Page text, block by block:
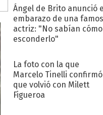
Ángel de Brito anunció
embarazo de una
actriz: "No sabían cómo
esconderlo"
La foto con la que
Marcelo Tinelli confirmó
que volvió con Milett
Figueroa